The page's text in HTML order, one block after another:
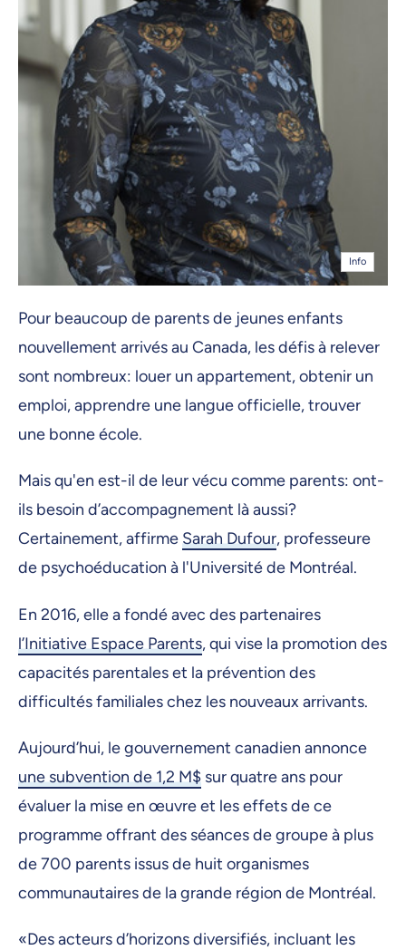
Info
Pour beaucoup de parents de jeunes enfants
nouvellement arrivés au Canada, les défis à relever
sont nombreux: louer un appartement, obtenir un
emploi, apprendre une langue officielle, trouver
une bonne école.
Mais qu'en est-il de leur vécu comme parents: ont-
ils besoin d’accompagnement là aussi?
Certainement, affirme Sarah Dufour, professeure
de psychoéducation à l'Université de Montréal.
En 2016, elle a fondé avec des partenaires
l’Initiative Espace Parents, qui vise la promotion des
capacités parentales et la prévention des
difficultés familiales chez les nouveaux arrivants.
Aujourd’hui, le gouvernement canadien annonce
une subvention de 1,2 M$ sur quatre ans pour
évaluer la mise en œuvre et les effets de ce
programme offrant des séances de groupe à plus
de 700 parents issus de huit organismes
communautaires de la grande région de Montréal.
«Des acteurs d’horizons diversifiés, incluant les